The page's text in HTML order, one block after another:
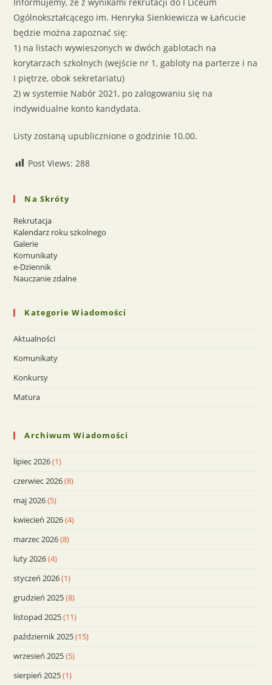
Ogólnokształcącego im. Henryka Sienkiewicza w Łańcucie
będzie można zapoznać się:
1) na listach wywieszonych w dwóch gablotach na
korytarzach szkolnych (wejście nr 1, gabloty na parterze i na
I piętrze, obok sekretariatu)
2) w systemie Nabór 2021, po zalogowaniu się na
indywidualne konto kandydata.
Listy zostaną upublicznione o godzinie 10.00.
Post Views: 288
Na Skróty
Rekrutacja
Kalendarz roku szkolnego
Galerie
Komunikaty
e-Dziennik
Nauczanie zdalne
Kategorie Wiadomości
Aktualności
Komunikaty
Konkursy
Matura
Archiwum Wiadomości
lipiec 2026(1)
czerwiec 2026(8)
maj 2026(5)
kwiecień 2026(4)
marzec 2026(8)
luty 2026(4)
styczeń 2026(1)
grudzień 2025(8)
listopad 2025(11)
październik 2025(15)
wrzesień 2025(5)
sierpień 2025(1)